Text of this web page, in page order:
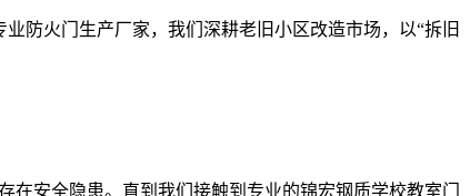
防火门生产厂家，我们深耕老旧小区改造市场，以“拆旧
安全隐患。直到我们接触到专业的锦宏钢质学校教室门